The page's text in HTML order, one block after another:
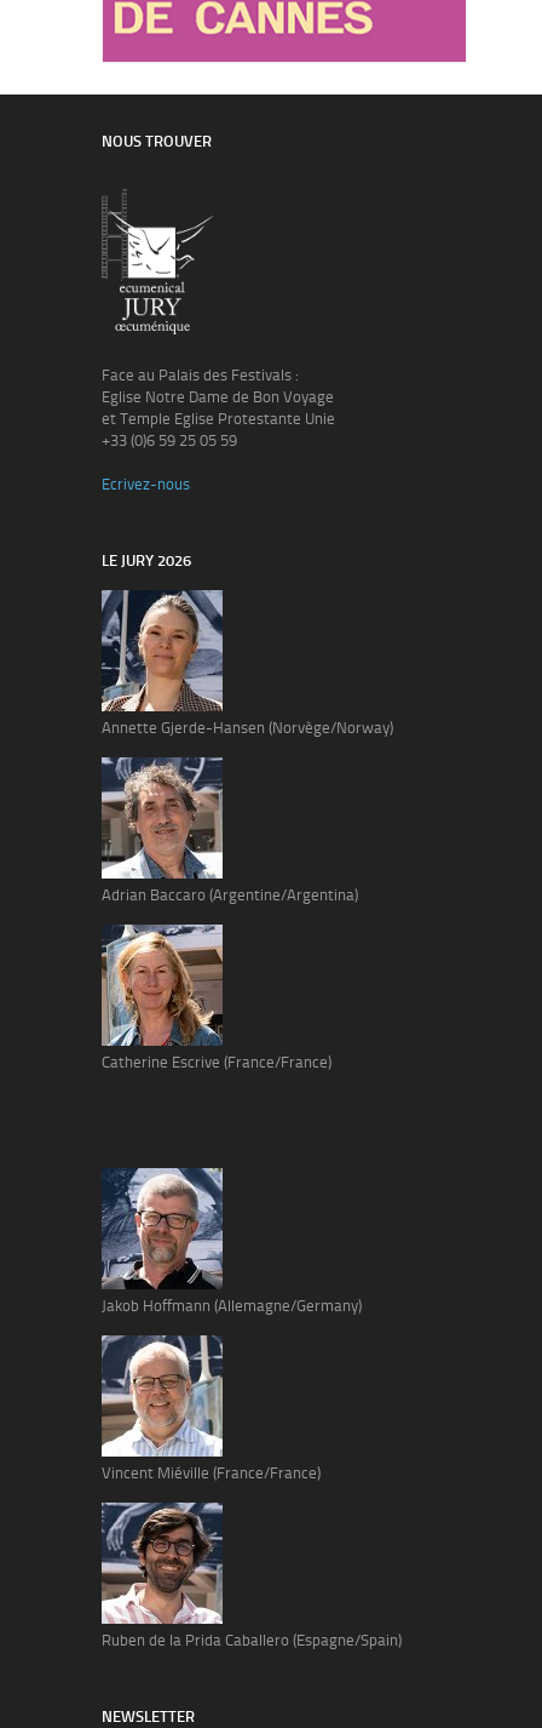
NOUS TROUVER
Face au Palais des Festivals :
Eglise Notre Dame de Bon Voyage
et Temple Eglise Protestante Unie
+33 (0)6 59 25 05 59
Ecrivez-nous
LE JURY 2026
Annette Gjerde-Hansen (Norvège/Norway)
Adrian Baccaro (Argentine/Argentina)
Catherine Escrive (France/France)
Jakob Hoffmann (Allemagne/Germany)
Vincent Miéville (France/France)
Ruben de la Prida Caballero (Espagne/Spain)
NEWSLETTER